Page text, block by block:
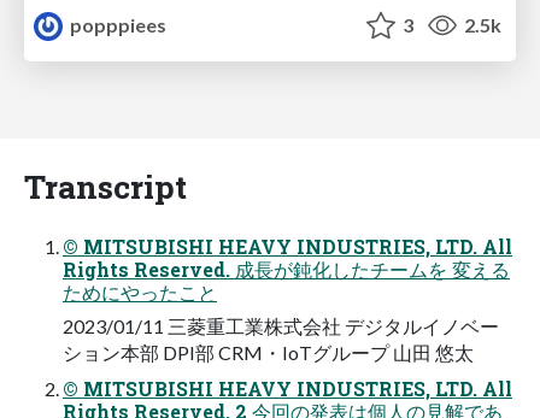
popppiees
3 2.5k
Transcript
© MITSUBISHI HEAVY INDUSTRIES, LTD. All
Rights Reserved. 成長が鈍化したチームを 変える
ためにやったこと
2023/01/11 三菱重工業株式会社 デジタルイノベー
ション本部 DPI部 CRM・IoTグループ 山田 悠太
© MITSUBISHI HEAVY INDUSTRIES, LTD. All
Rights Reserved. 2 今回の発表は個人の見解であ